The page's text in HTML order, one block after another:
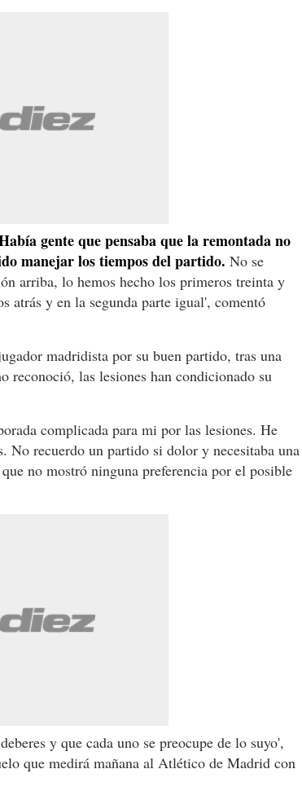
gente que pensaba que la remontada no
manejar los tiempos del partido. No se
arriba, lo hemos hecho los primeros treinta y
atrás y en la segunda parte igual', comentó
madridista por su buen partido, tras una
reconoció, las lesiones han condicionado su
complicada para mi por las lesiones. He
No recuerdo un partido si dolor y necesitaba una
no mostró ninguna preferencia por el posible
y que cada uno se preocupe de lo suyo',
que medirá mañana al Atlético de Madrid con